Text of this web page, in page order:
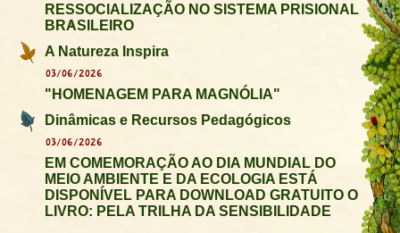
RESSOCIALIZAÇÃO NO SISTEMA PRISIONAL
BRASILEIRO
A Natureza Inspira
03/06/2026
"HOMENAGEM PARA MAGNÓLIA"
Dinâmicas e Recursos Pedagógicos
03/06/2026
EM COMEMORAÇÃO AO DIA MUNDIAL DO
MEIO AMBIENTE E DA ECOLOGIA ESTÁ
DISPONÍVEL PARA DOWNLOAD GRATUITO O
LIVRO: PELA TRILHA DA SENSIBILIDADE